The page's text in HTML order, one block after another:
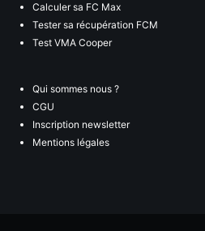
Calculer sa FC Max
Tester sa récupération FCM
Test VMA Cooper
Qui sommes nous ?
CGU
Inscription newsletter
Mentions légales